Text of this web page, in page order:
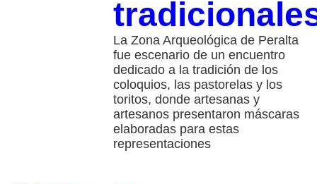
La Zona Arqueológica de Peralta
fue escenario de un encuentro
dedicado a la tradición de los
coloquios, las pastorelas y los
toritos, donde artesanas y
artesanos presentaron máscaras
elaboradas para estas
representaciones